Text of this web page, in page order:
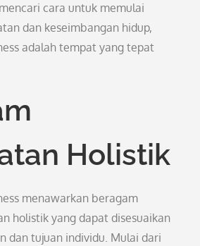
cara untuk memulai
dan keseimbangan hidup,
adalah tempat yang tepat
Holistik
menawarkan beragam
holistik yang dapat disesuaikan
dan tujuan individu. Mulai dari